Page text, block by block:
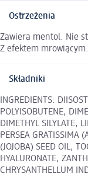
Ostrzeżenia
Zawiera mentol. Nie
Z efektem mrowiącym.
Składniki
INGREDIENTS:
POLYISOBUTENE,
DIMETHYL SILYLATE,
PERSEA GRATISSIMA
(JOJOBA) SEED OIL,
HYALURONATE,
CHRYSANTHELLUM